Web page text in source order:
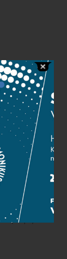
(Müpa)